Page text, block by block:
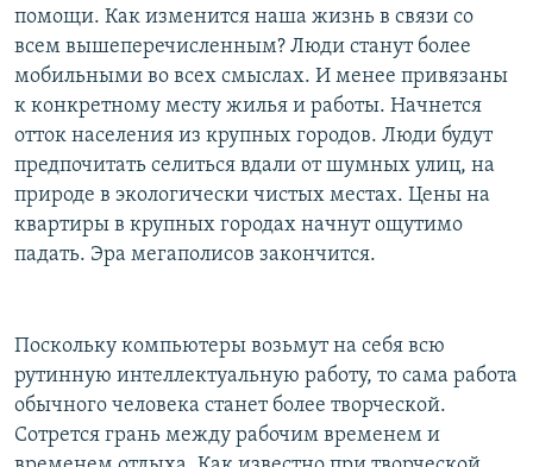
помощи. Как изменится наша жизнь в связи со
всем вышеперечисленным? Люди станут более
мобильными во всех смыслах. И менее привязаны
к конкретному месту жилья и работы. Начнется
отток населения из крупных городов. Люди будут
предпочитать селиться вдали от шумных улиц, на
природе в экологически чистых местах. Цены на
квартиры в крупных городах начнут ощутимо
падать. Эра мегаполисов закончится.
Поскольку компьютеры возьмут на себя всю
рутинную интеллектуальную работу, то сама работа
обычного человека станет более творческой.
Сотрется грань между рабочим временем и